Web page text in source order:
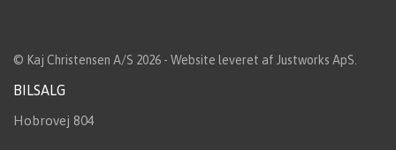
© Kaj Christensen A/S 2026 - Website leveret af Justworks ApS
BILSALG
Hobrovej 804